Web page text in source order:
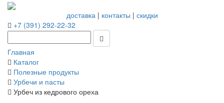
доставка| контакты | скидки
+7 (391) 292-22-32
Главная
Каталог
Полезные продукты
Урбечи и пасты
Урбеч из кедрового ореха